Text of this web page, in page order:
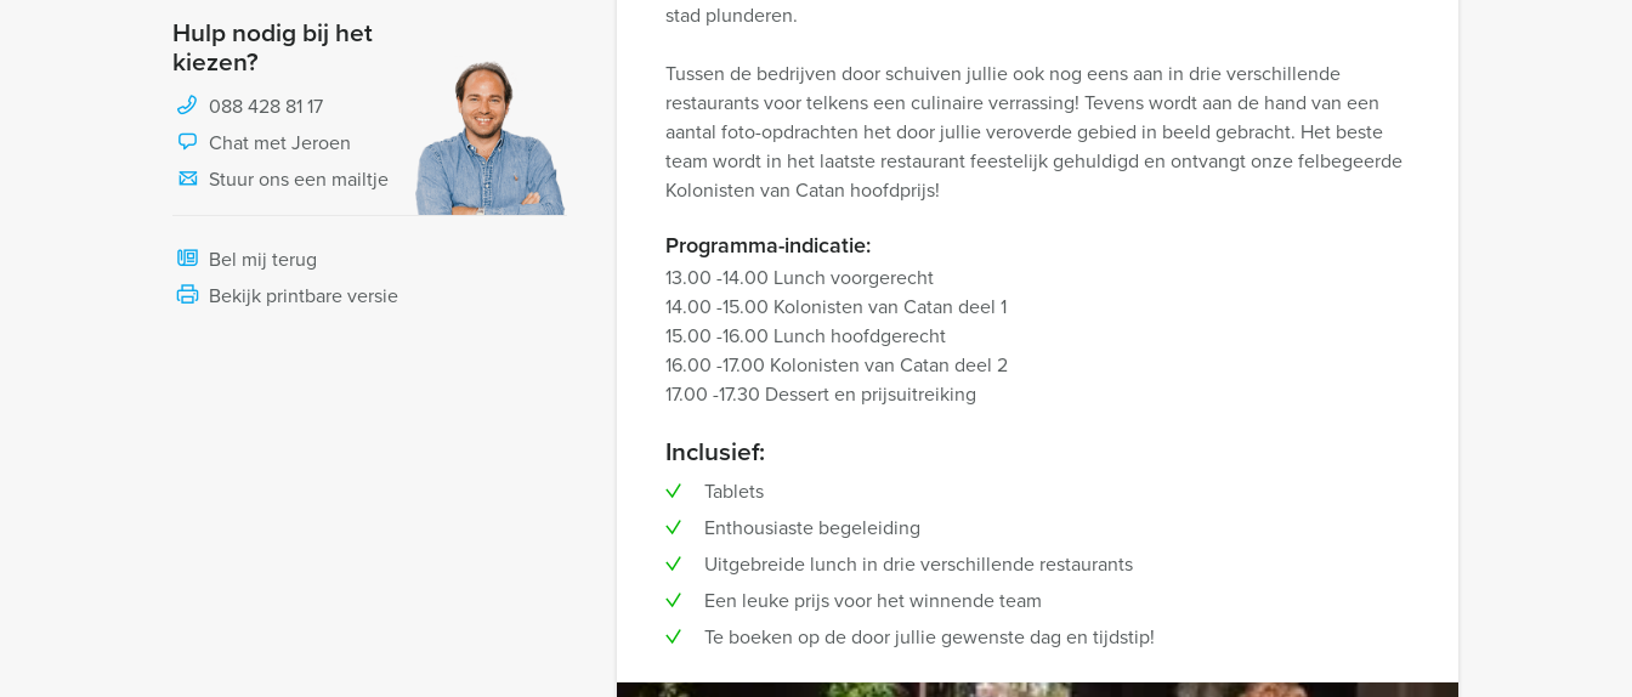
Hulp nodig bij het
kiezen?
088 428 81 17
Chat met Jeroen
Stuur ons een mailtje
Bel mij terug
Bekijk printbare versie
stad plunderen.
Tussen de bedrijven door schuiven jullie ook nog eens aan in drie verschillende
restaurants voor telkens een culinaire verrassing! Tevens wordt aan de hand van een
aantal foto-opdrachten het door jullie veroverde gebied in beeld gebracht. Het beste
team wordt in het laatste restaurant feestelijk gehuldigd en ontvangt onze felbegeerde
Kolonisten van Catan hoofdprijs!
Programma-indicatie:
13.00 -14.00 Lunch voorgerecht
14.00 -15.00 Kolonisten van Catan deel 1
15.00 -16.00 Lunch hoofdgerecht
16.00 -17.00 Kolonisten van Catan deel 2
17.00 -17.30 Dessert en prijsuitreiking
Inclusief:
Tablets
Enthousiaste begeleiding
Uitgebreide lunch in drie verschillende restaurants
Een leuke prijs voor het winnende team
Te boeken op de door jullie gewenste dag en tijdstip!